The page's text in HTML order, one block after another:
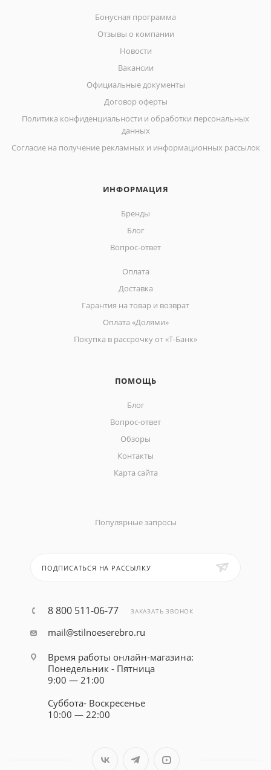
Бонусная программа
Отзывы о компании
Новости
Вакансии
Официальные документы
Договор оферты
Политика конфиденциальности и обработки персональных
данных
Согласие на получение рекламных и информационных рассылок
ИНФОРМАЦИЯ
Бренды
Блог
Вопрос-ответ
Оплата
Доставка
Гарантия на товар и возврат
Оплата «Долями»
Покупка в рассрочку от «Т-Банк»
ПОМОЩЬ
Блог
Вопрос-ответ
Обзоры
Контакты
Карта сайта
Популярные запросы
ПОДПИСАТЬСЯ НА РАССЫЛКУ
8 800 511-06-77 ЗАКАЗАТЬ ЗВОНОК
mail@stilnoeserebro.ru
Время работы онлайн-магазина:
Понедельник - Пятница
9:00 — 21:00
Суббота- Воскресенье
10:00 — 22:00